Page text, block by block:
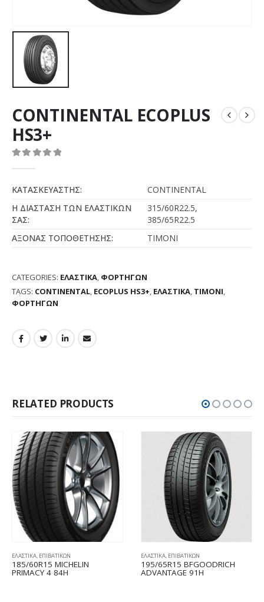
CONTINENTAL ECOPLUS
HS3+
ΚΑΤΑΣΚΕΥΑΣΤΗΣ:
CONTINENTAL
Η ΔΙΑΣΤΑΣΗ ΤΩΝ ΕΛΑΣΤΙΚΩΝ
ΣΑΣ:
315/60R22.5,
385/65R22.5
ΑΞΟΝΑΣ ΤΟΠΟΘΕΤΗΣΗΣ:
ΤΙΜΟΝΙ
CATEGORIES: ΕΛΑΣΤΙΚΑ, ΦΟΡΤΗΓΩΝ
TAGS: CONTINENTAL, ECOPLUS HS3+, ΕΛΑΣΤΙΚΑ, ΤΙΜΟΝΙ,
ΦΟΡΤΗΓΩΝ
RELATED PRODUCTS
ΕΛΑΣΤΙΚΑ, ΕΠΙΒΑΤΙΚΩΝ
185/60R15 MICHELIN
PRIMACY 4 84H
ΕΛΑΣΤΙΚΑ, ΕΠΙΒΑΤΙΚΩΝ
195/65R15 BFGOODRICH
ADVANTAGE 91H